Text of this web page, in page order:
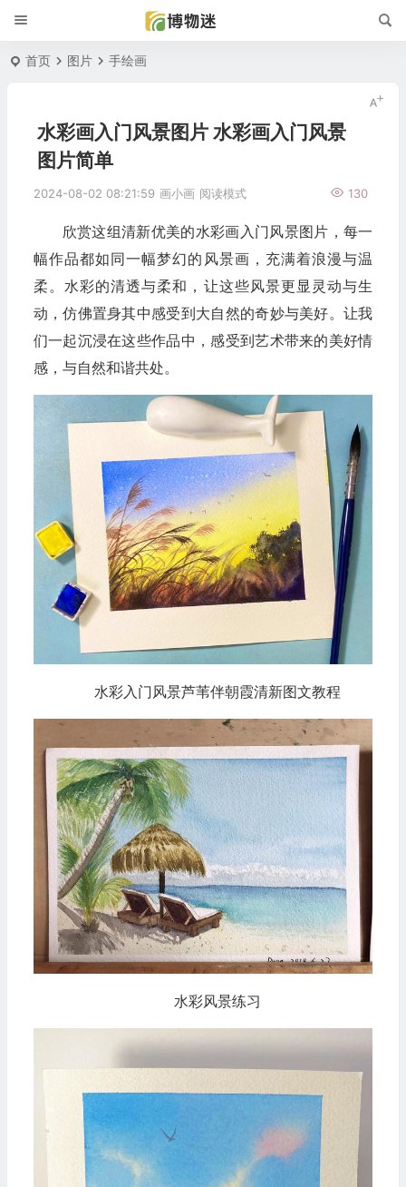
首页 图片 手绘画
水彩画入门风景图片 水彩画入门风景
图片简单
2024-08-02 08:21:59 画小画 130
阅读模式
欣赏这组清新优美的水彩画入门风景图片，每一
幅作品都如同一幅梦幻的风景画，充满着浪漫与温
柔。水彩的清透与柔和，让这些风景更显灵动与生
动，仿佛置身其中感受到大自然的奇妙与美好。让我
们一起沉浸在这些作品中，感受到艺术带来的美好情
感，与自然和谐共处。
水彩入门风景芦苇伴朝霞清新图文教程
水彩风景练习